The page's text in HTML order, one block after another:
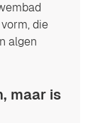
die
algen
maar is